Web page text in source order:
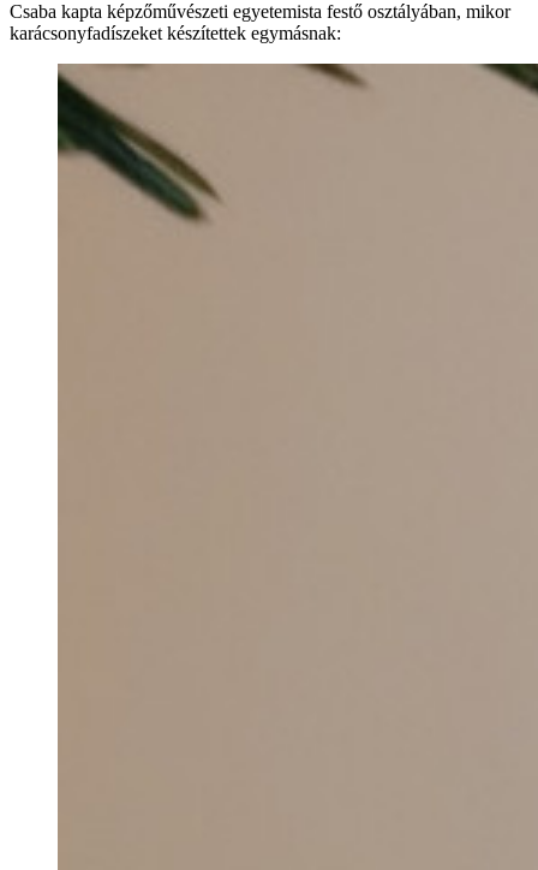
Csaba kapta képzőművészeti egyetemista festő osztályában, mikor
karácsonyfadíszeket készítettek egymásnak: